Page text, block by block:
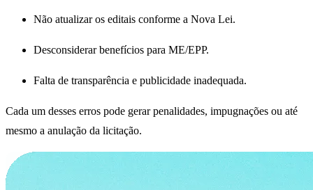
Não atualizar os editais conforme a Nova Lei.
Desconsiderar benefícios para ME/EPP.
Falta de transparência e publicidade inadequada.
Cada um desses erros pode gerar penalidades, impugnações ou até
mesmo a anulação da licitação.